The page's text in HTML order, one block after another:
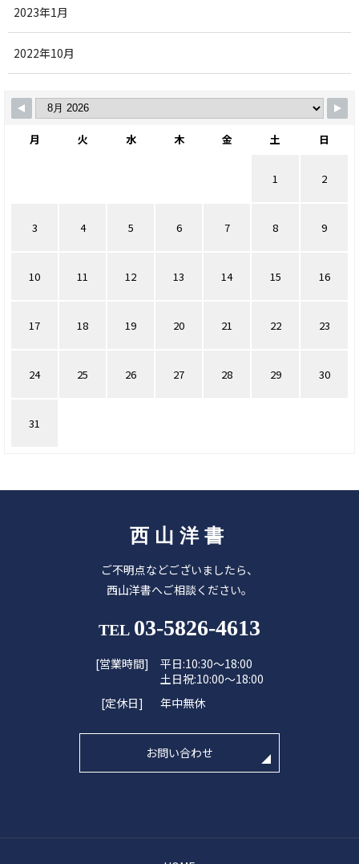
2023年1月
2022年10月
月 火 水 木 金 土 日
1 2
3 4 5 6 7 8 9
10 11 12 13 14 15 16
17 18 19 20 21 22 23
24 25 26 27 28 29 30
31
西山洋書
ご不明点などございましたら、
西山洋書へご相談ください。
TEL 03-5826-4613
[営業時間]
平日:10:30～18:00
土日祝:10:00～18:00
[定休日]
年中無休
お問い合わせ